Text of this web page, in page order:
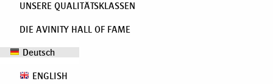
UNSERE QUALITÄTSKLASSEN
DIE AVINITY HALL OF FAME
Deutsch
ENGLISH